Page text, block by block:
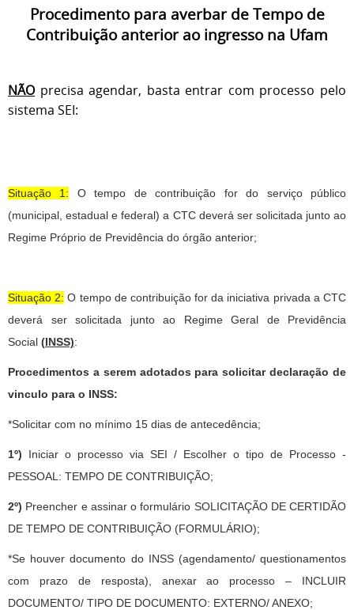
Procedimento para averbar de Tempo de
Contribuição anterior ao ingresso na Ufam
NÃO precisa agendar, basta entrar com processo pelo
sistema SEI:
Situação 1: O tempo de contribuição for do serviço público
(municipal, estadual e federal) a CTC deverá ser solicitada junto ao
Regime Próprio de Previdência do órgão anterior;
Situação 2: O tempo de contribuição for da iniciativa privada a CTC
deverá ser solicitada junto ao Regime Geral de Previdência
Social (INSS):
Procedimentos a serem adotados para solicitar declaração de
vinculo para o INSS:
*Solicitar com no mínimo 15 dias de antecedência;
1º) Iniciar o processo via SEI / Escolher o tipo de Processo -
PESSOAL: TEMPO DE CONTRIBUIÇÃO;
2º) Preencher e assinar o formulário SOLICITAÇÃO DE CERTIDÃO
DE TEMPO DE CONTRIBUIÇÃO (FORMULÁRIO);
*Se houver documento do INSS (agendamento/ questionamentos
com prazo de resposta), anexar ao processo – INCLUIR
DOCUMENTO/ TIPO DE DOCUMENTO: EXTERNO/ ANEXO;